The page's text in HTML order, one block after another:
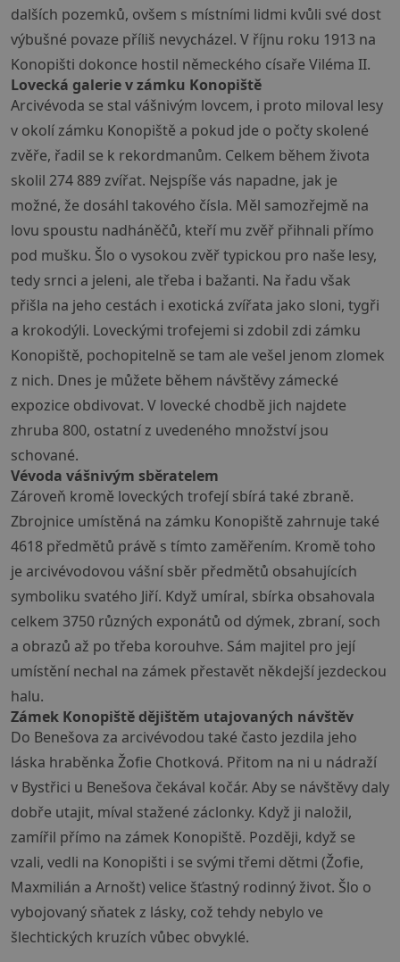
dalších pozemků, ovšem s místními lidmi kvůli své dost
výbušné povaze příliš nevycházel. V říjnu roku 1913 na
Konopišti dokonce hostil německého císaře Viléma II.
Lovecká galerie v zámku Konopiště
Arcivévoda se stal vášnivým lovcem, i proto miloval lesy
v okolí zámku Konopiště a pokud jde o počty skolené
zvěře, řadil se k rekordmanům. Celkem během života
skolil 274 889 zvířat. Nejspíše vás napadne, jak je
možné, že dosáhl takového čísla. Měl samozřejmě na
lovu spoustu nadháněčů, kteří mu zvěř přihnali přímo
pod mušku. Šlo o vysokou zvěř typickou pro naše lesy,
tedy srnci a jeleni, ale třeba i bažanti. Na řadu však
přišla na jeho cestách i exotická zvířata jako sloni, tygři
a krokodýli. Loveckými trofejemi si zdobil zdi zámku
Konopiště, pochopitelně se tam ale vešel jenom zlomek
z nich. Dnes je můžete během návštěvy zámecké
expozice obdivovat. V lovecké chodbě jich najdete
zhruba 800, ostatní z uvedeného množství jsou
schované.
Vévoda vášnivým sběratelem
Zároveň kromě loveckých trofejí sbírá také zbraně.
Zbrojnice umístěná na zámku Konopiště zahrnuje také
4618 předmětů právě s tímto zaměřením. Kromě toho
je arcivévodovou vášní sběr předmětů obsahujících
symboliku svatého Jiří. Když umíral, sbírka obsahovala
celkem 3750 různých exponátů od dýmek, zbraní, soch
a obrazů až po třeba korouhve. Sám majitel pro její
umístění nechal na zámek přestavět někdejší jezdeckou
halu.
Zámek Konopiště dějištěm utajovaných návštěv
Do Benešova za arcivévodou také často jezdila jeho
láska hraběnka Žofie Chotková. Přitom na ni u nádraží
v Bystřici u Benešova čekával kočár. Aby se návštěvy daly
dobře utajit, míval stažené záclonky. Když ji naložil,
zamířil přímo na zámek Konopiště. Později, když se
vzali, vedli na Konopišti i se svými třemi dětmi (Žofie,
Maxmilián a Arnošt) velice šťastný rodinný život. Šlo o
vybojovaný sňatek z lásky, což tehdy nebylo ve
šlechtických kruzích vůbec obvyklé.